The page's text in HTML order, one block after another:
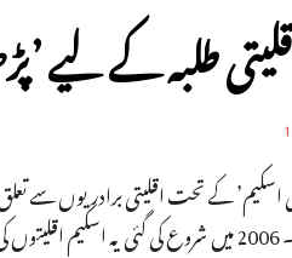
طلبہ کے لیے
کے تحت اقلیتی برادریوں سے